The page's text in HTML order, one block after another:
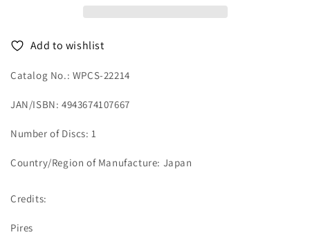
-
Japan
Add to wishlist
Catalog No.: WPCS-22214
JAN/ISBN: 4943674107667
Number of Discs: 1
Country/Region of Manufacture: Japan
Credits:
Pires